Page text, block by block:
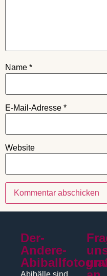
Name *
E-Mail-Adresse *
Website
Der-
Andere-